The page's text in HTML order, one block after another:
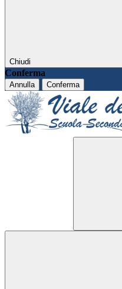
Chiudi
Conferma
Annulla Conferma